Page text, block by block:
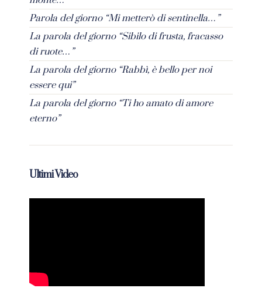
Parola del giorno “Mi metterò di sentinella…”
La parola del giorno “Sibilo di frusta, fracasso
di ruote…”
La parola del giorno “Rabbì, è bello per noi
essere qui”
La parola del giorno “Ti ho amato di amore
eterno”
Ultimi Video